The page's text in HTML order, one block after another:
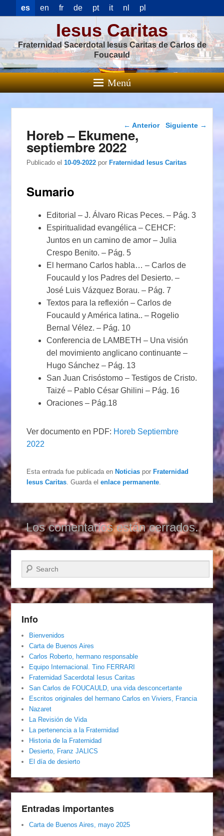
es en fr de pt it nl pl
Iesus Caritas
Fraternidad Sacerdotal Iesus Caritas de Carlos de
Foucauld
Menú
Navegación de
entradas
← Anterior Siguiente →
Horeb – Ekumene,
septiembre 2022
Publicado el 10-09-2022 porFraternidad Iesus Caritas
Sumario
Editorial – J. Álvaro Ricas Peces. – Pág. 3
Espiritualidad evangélica – CEHCF:
Juntos en un camino de amor – Julia
Crespo Benito. – Pág. 5
El hermano Carlos habla… – Carlos de
Foucauld y los Padres del Desierto. –
José Luis Vázquez Borau. – Pág. 7
Textos para la reflexión – Carlos de
Foucauld y América latina.. – Rogelio
Bernal Vélez. – Pág. 10
Conferencia de LAMBETH – Una visión
del movimiento anglicano continuante –
Hugo Sánchez – Pág. 13
San Juan Crisóstomo – Testigos de Cristo.
Taizé – Pablo César Ghilini – Pág. 16
Oraciones – Pág.18
Ver documento en PDF: Horeb Septiembre
2022
Esta entrada fue publicada en Noticias por Fraternidad
Iesus Caritas. Guarda elenlace permanente.
Los comentarios están cerrados.
Buscar
Info
Bienvenidos
Carta de Buenos Aires
Carlos Roberto, hermano responsable
Equipo Internacional. Tino FERRARI
Fraternidad Sacerdotal Iesus Caritas
San Carlos de FOUCAULD, una vida desconcertante
Escritos originales del hermano Carlos en Viviers, Francia
Nazaret
La Revisión de Vida
La pertenencia a la Fraternidad
Historia de la Fraternidad
Desierto, Franz JALICS
El día de desierto
Entradas importantes
Carta de Buenos Aires, mayo 2025